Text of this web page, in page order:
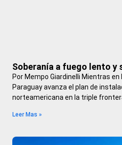
Soberanía a fuego lento y
Por Mempo Giardinelli Mientras en
Paraguay avanza el plan de
norteamericana en la triple
Leer Mas »